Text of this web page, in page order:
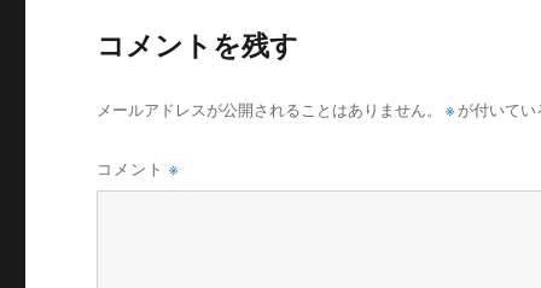
コメントを残す
メールアドレスが公開されることはありません。 ※ が付いて
コメント※